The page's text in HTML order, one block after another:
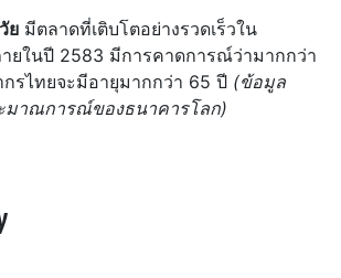
ย มีตลาดที่เติบโตอย่างรวดเร็วใน
ยในปี 2583 มีการคาดการณ์ว่ามากกว่า
รไทยจะมีอายุมากกว่า 65 ปี (ข้อมูล
มาณการณ์ของธนาคารโลก)